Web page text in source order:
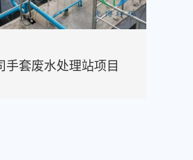
手套废水处理站项目